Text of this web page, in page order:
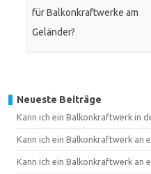
für Balkonkraftwerke am
Geländer?
Neueste Beiträge
Kann ich ein Balkonkraftwerk in
Kann ich ein Balkonkraftwerk an
Kann ich ein Balkonkraftwerk an